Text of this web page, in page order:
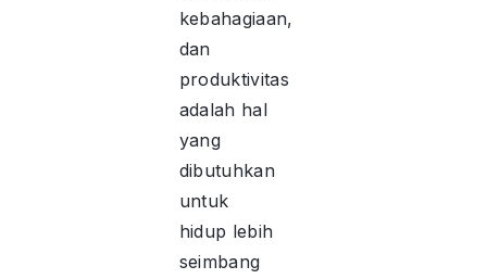
kebahagiaan,
dan
produktivitas
adalah hal
yang
dibutuhkan
untuk
hidup lebih
seimbang